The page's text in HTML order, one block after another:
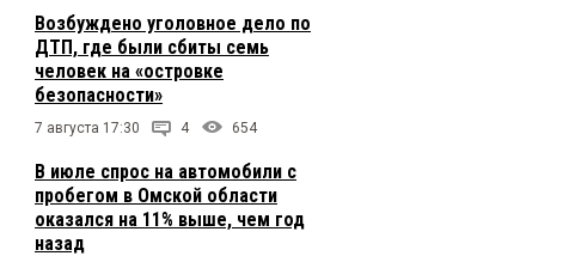
Возбуждено уголовное дело по
ДТП, где были сбиты семь
человек на «островке
безопасности»
7 августа 17:30 4 654
В июле спрос на автомобили с
пробегом в Омской области
оказался на 11% выше, чем год
назад